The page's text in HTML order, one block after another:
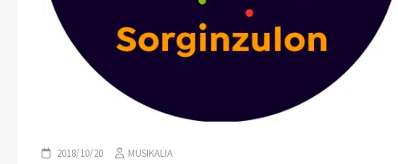
2018/10/20 MUSIKALIA